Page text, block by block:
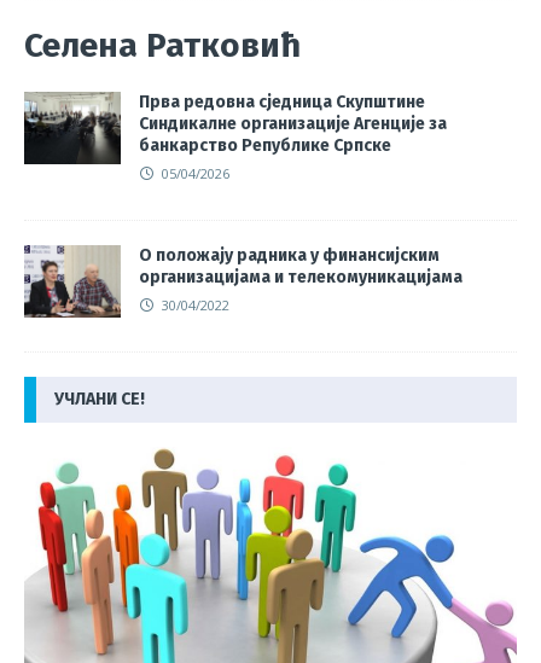
Селена Ратковић
Прва редовна сједница Скупштине
Синдикалне организације Агенције за
банкарство Републике Српске
05/04/2026
О положају радника у финансијским
организацијама и телекомуникацијама
30/04/2022
УЧЛАНИ СЕ!